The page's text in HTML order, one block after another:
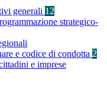
generali 12
strategico-
e codice di condotta 2
e imprese